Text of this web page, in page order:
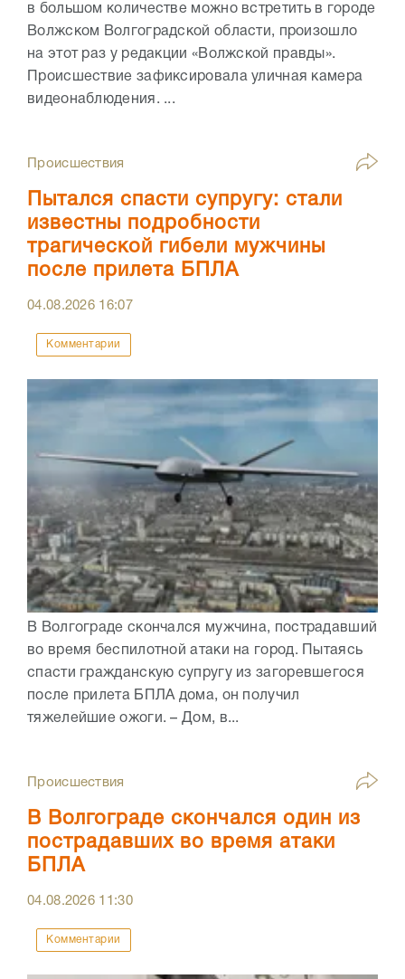
в большом количестве можно встретить в городе
Волжском Волгоградской области, произошло
на этот раз у редакции «Волжской правды».
Происшествие зафиксировала уличная камера
видеонаблюдения. ...
Происшествия
Пытался спасти супругу: стали
известны подробности
трагической гибели мужчины
после прилета БПЛА
04.08.2026 16:07
Комментарии
В Волгограде скончался мужчина, пострадавший
во время беспилотной атаки на город. Пытаясь
спасти гражданскую супругу из загоревшегося
после прилета БПЛА дома, он получил
тяжелейшие ожоги. – Дом, в...
Происшествия
В Волгограде скончался один из
пострадавших во время атаки
БПЛА
04.08.2026 11:30
Комментарии